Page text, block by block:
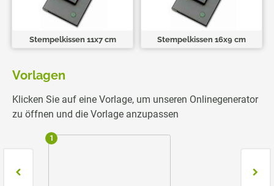
Stempelkissen 11x7 cm Stempelkissen 16x9 cm
Vorlagen
Klicken Sie auf eine Vorlage, um unseren Onlinegenerator
zu öffnen und die Vorlage anzupassen
1